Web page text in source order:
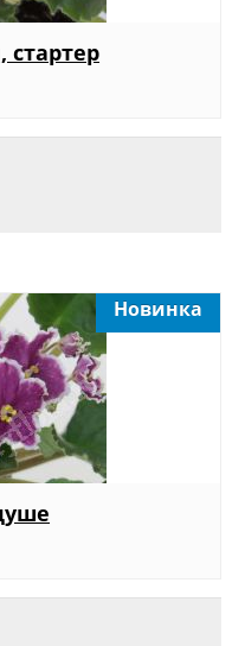
стартер
Новинка